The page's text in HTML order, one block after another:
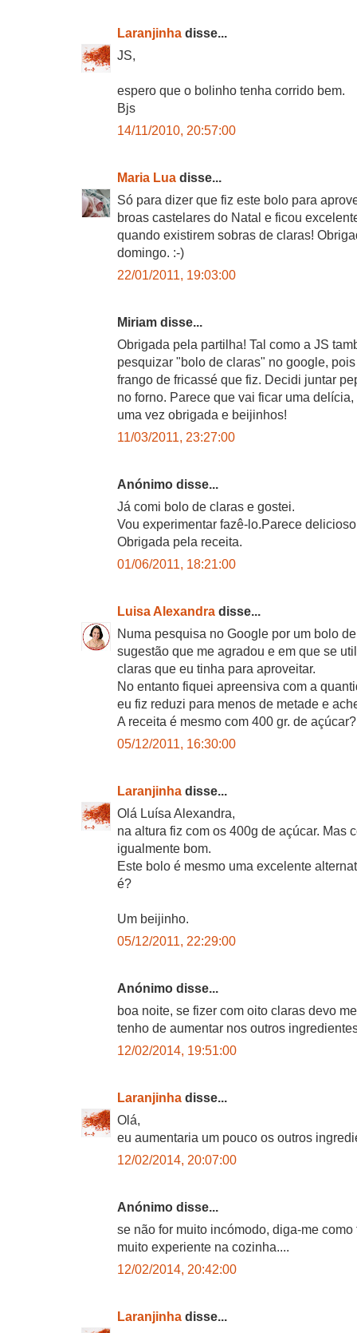
Laranjinha disse...
JS,
espero que o bolinho tenha corrido bem.
Bjs
14/11/2010, 20:57:00
Maria Lua disse...
Só para dizer que fiz este bolo para
broas castelares do Natal e ficou
quando existirem sobras de claras!
domingo. :-)
22/01/2011, 19:03:00
Miriam disse...
Obrigada pela partilha! Tal como a JS
pesquizar "bolo de claras" no google,
frango de fricassé que fiz. Decidi juntar
no forno. Parece que vai ficar uma
uma vez obrigada e beijinhos!
11/03/2011, 23:27:00
Anónimo disse...
Já comi bolo de claras e gostei.
Vou experimentar fazê-lo.Parece
Obrigada pela receita.
01/06/2011, 18:21:00
Luisa Alexandra disse...
Numa pesquisa no Google por um bolo
sugestão que me agradou e em que se
claras que eu tinha para aproveitar.
No entanto fiquei apreensiva com a
eu fiz reduzi para menos de metade e
A receita é mesmo com 400 gr. de açúcar?
05/12/2011, 16:30:00
Laranjinha disse...
Olá Luísa Alexandra,
na altura fiz com os 400g de açúcar. Mas
igualmente bom.
Este bolo é mesmo uma excelente
é?
Um beijinho.
05/12/2011, 22:29:00
Anónimo disse...
boa noite, se fizer com oito claras devo
tenho de aumentar nos outros
12/02/2014, 19:51:00
Laranjinha disse...
Olá,
eu aumentaria um pouco os outros
12/02/2014, 20:07:00
Anónimo disse...
se não for muito incómodo, diga-me
muito experiente na cozinha....
12/02/2014, 20:42:00
Laranjinha disse...